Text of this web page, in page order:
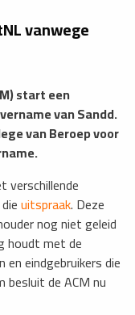
vanwege
start een
van Sandd.
van Beroep voor
verschillende
uitspraak. Deze
nog niet geleid
houdt met de
en eindgebruikers die
besluit de ACM nu